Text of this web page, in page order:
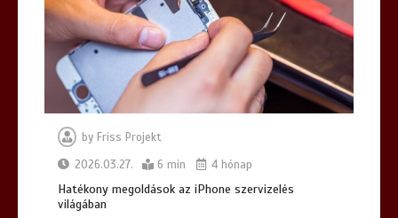
by Friss Projekt
2026.03.27.
6 min 4 hónap
Hatékony megoldások az iPhone szervizelés
világában